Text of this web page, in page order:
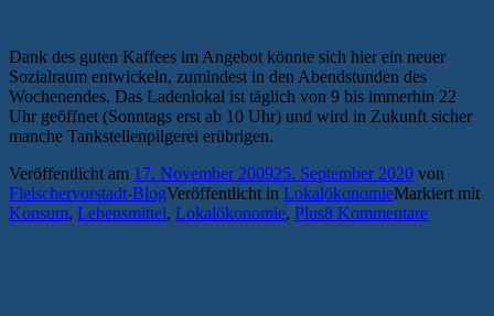
Dank des guten Kaffees im Angebot könnte sich hier ein neuer
Sozialraum entwickeln, zumindest in den Abendstunden des
Wochenendes. Das Ladenlokal ist täglich von 9 bis immerhin 22
Uhr geöffnet (Sonntags erst ab 10 Uhr) und wird in Zukunft sicher
manche Tankstellenpilgerei erübrigen.
Veröffentlicht am 17. November 200925. September 2020 von
Fleischervorstadt-BlogVeröffentlicht in LokalökonomieMarkiert mit
Konsum, Lebensmittel, Lokalökonomie, Plus8 Kommentare